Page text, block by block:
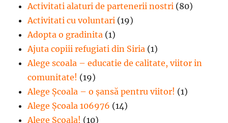
Activitati alaturi de partenerii nostri (80)
Activitati cu voluntari (19)
Adopta o gradinita (1)
Ajuta copiii refugiati din Siria (1)
Alege scoala – educatie de calitate, viitor in
comunitate! (19)
Alege Şcoala – o şansă pentru viitor! (1)
Alege Școala 106976 (14)
Alege Scoala! (10)